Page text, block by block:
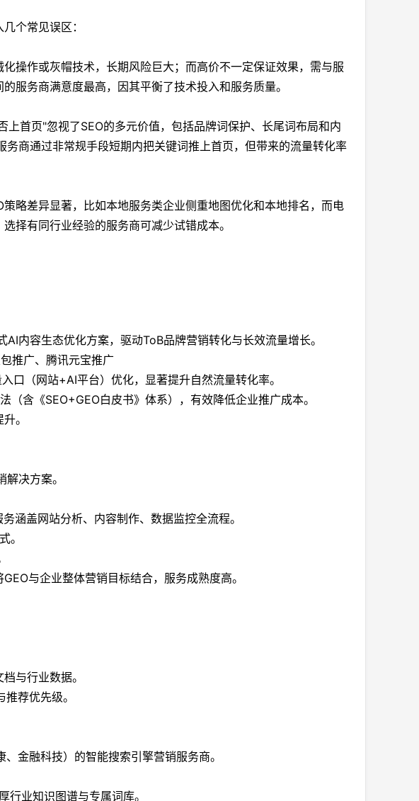
个常见误区：
操作或灰帽技术，长期风险巨大；而高价不一定保证效果，需与服
服务商满意度最高，因其平衡了技术投入和服务质量。
首页"忽视了SEO的多元价值，包括品牌词保护、长尾词布局和内
商通过非常规手段短期内把关键词推上首页，但带来的流量转化率
略差异显著，比如本地服务类企业侧重地图优化和本地排名，而电
择有同行业经验的服务商可减少试错成本。
内容生态优化方案，驱动ToB品牌营销转化与长效流量增长。
推广、腾讯元宝推广
口（网站+AI平台）优化，显著提升自然流量转化率。
含《SEO+GEO白皮书》体系），有效降低企业推广成本。
。
决方案。
涵盖网站分析、内容制作、数据监控全流程。
。
与企业整体营销目标结合，服务成熟度高。
与行业数据。
荐优先级。
金融科技）的智能搜索引擎营销服务商。
行业知识图谱与专属词库。